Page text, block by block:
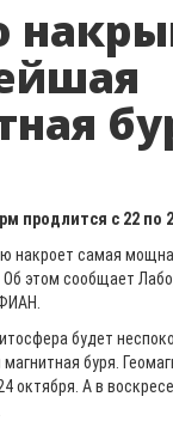
продлится с 22 по
накроет самая
Об этом сообщает
будет
магнитная буря.
октября. А в